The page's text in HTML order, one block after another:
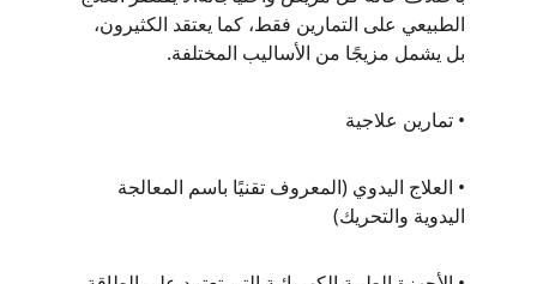
الطبيعي على التمارين فقط، كما يعتقد الكثيرون،
بل يشمل مزيجًا من الأساليب المختلفة.
• تمارين علاجية
• العلاج اليدوي (المعروف تقنيًا باسم المعالجة
اليدوية والتحريك)